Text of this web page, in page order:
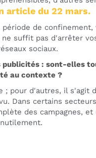
article du 22 mars.
de
suffit pas d'arrêter
sociaux.
publicités : sont-elles
au contexte ?
; pour d'autres, il
Dans certains
des campagnes,